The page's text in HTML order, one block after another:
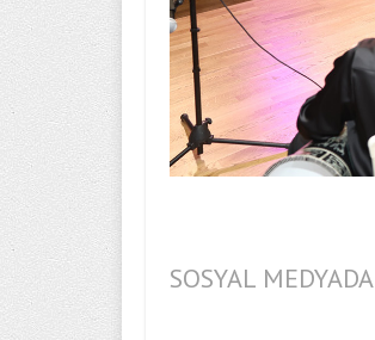
SOSYAL MEDYADA